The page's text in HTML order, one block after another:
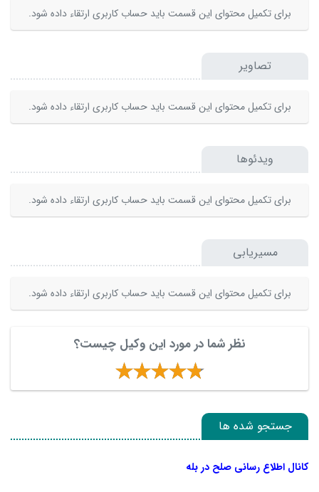
برای تکمیل محتوای این قسمت باید حساب کاربری ارتقاء داده شود.
تصاویر
برای تکمیل محتوای این قسمت باید حساب کاربری ارتقاء داده شود.
ویدئوها
برای تکمیل محتوای این قسمت باید حساب کاربری ارتقاء داده شود.
مسیریابی
برای تکمیل محتوای این قسمت باید حساب کاربری ارتقاء داده شود.
نظر شما در مورد این وکیل چیست؟
جستجو شده ها
کانال اطلاع رسانی صلح در بله